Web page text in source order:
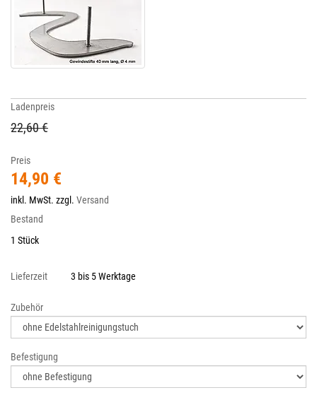
Ladenpreis
22,60 €
Preis
14,90 €
inkl. MwSt. zzgl. Versand
Bestand
1 Stück
Lieferzeit 3 bis 5 Werktage
Zubehör
Befestigung